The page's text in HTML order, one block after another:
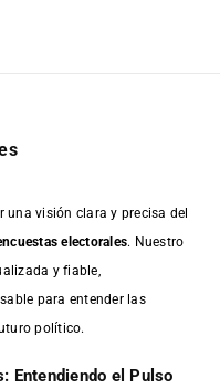
una visión clara y precisa del
electorales. Nuestro
y fiable,
para entender las
político.
Entendiendo el Pulso